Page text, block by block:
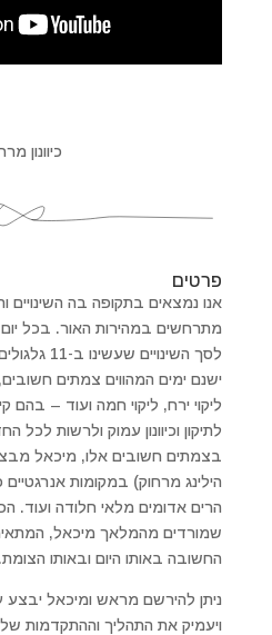
כיוונון
פרטים
אנו נמצאים בתקופה בה השינויים
מתרחשים במהירות האור. בכל יום
לסך
ישנם ימים המהווים צמתים
ליקוי ירח, ליקוי חמה ועוד – בהם
לתיקון וכיוונון עמוק ולרשות לכל
בצמתים חשובים אלו, מיכאל מבצע
הילינג מרחוק) במקומות
הרים אדומים מלאי חלודה ועוד.
שמורדים מהמלאך מיכאל,
החשובה באותו היום ובאותו הצומת.
ניתן להירשם מראש ומיכאל יבצע
ויעמיק את התהליך וההתקדמות